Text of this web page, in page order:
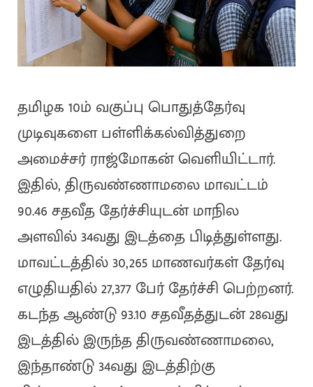
தமிழக 10ம் வகுப்பு பொதுத்தேர்வு
முடிவுகளை பள்ளிக்கல்வித்துறை
அமைச்சர் ராஜ்மோகன் வெளியிட்டார்.
இதில், திருவண்ணாமலை மாவட்டம்
90.46 சதவீத தேர்ச்சியுடன் மாநில
அளவில் 34வது இடத்தை பிடித்துள்ளது.
மாவட்டத்தில் 30,265 மாணவர்கள் தேர்வு
எழுதியதில் 27,377 பேர் தேர்ச்சி பெற்றனர்.
கடந்த ஆண்டு 93.10 சதவீதத்துடன் 28வது
இடத்தில் இருந்த திருவண்ணாமலை,
இந்தாண்டு 34வது இடத்திற்கு